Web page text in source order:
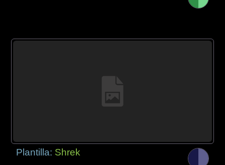
Plantilla: Shrek